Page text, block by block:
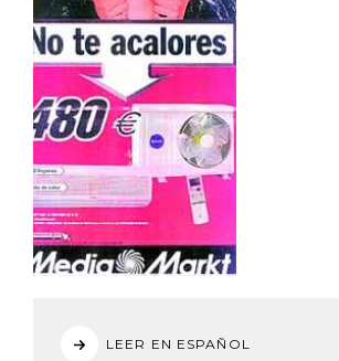
LEER EN ESPAÑOL